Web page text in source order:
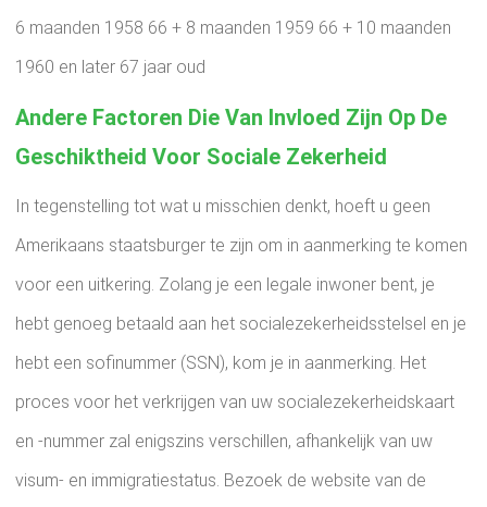
6 maanden 1958 66 + 8 maanden 1959 66 + 10 maanden
1960 en later 67 jaar oud
Andere Factoren Die Van Invloed Zijn Op De
Geschiktheid Voor Sociale Zekerheid
In tegenstelling tot wat u misschien denkt, hoeft u geen
Amerikaans staatsburger te zijn om in aanmerking te komen
voor een uitkering. Zolang je een legale inwoner bent, je
hebt genoeg betaald aan het socialezekerheidsstelsel en je
hebt een sofinummer (SSN), kom je in aanmerking. Het
proces voor het verkrijgen van uw socialezekerheidskaart
en -nummer zal enigszins verschillen, afhankelijk van uw
visum- en immigratiestatus. Bezoek de website van de